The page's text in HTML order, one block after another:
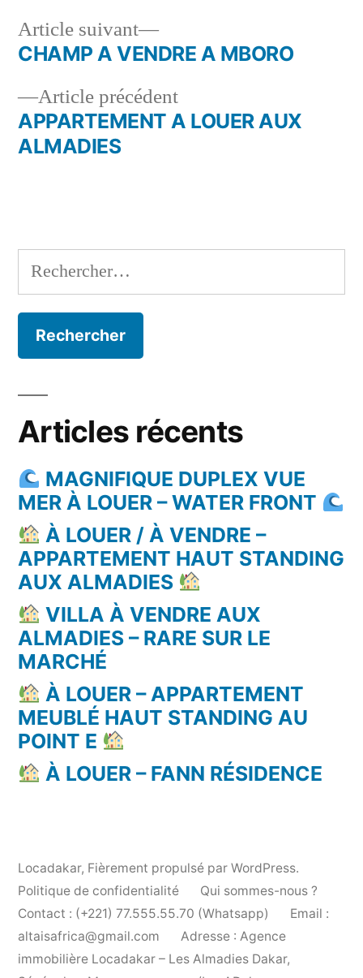
Navigation
de
l’article
Article précédentArticle
précédent :
APPARTEMENT A LOUER AUX
ALMADIES
Article suivant
Article
suivant :
CHAMP A VENDRE A MBORO
Rechercher :
Articles récents
MAGNIFIQUE DUPLEX VUE
MER À LOUER – WATER FRONT
À LOUER / À VENDRE –
APPARTEMENT HAUT STANDING
AUX ALMADIES
VILLA À VENDRE AUX
ALMADIES – RARE SUR LE
MARCHÉ
À LOUER – APPARTEMENT
MEUBLÉ HAUT STANDING AU
POINT E
À LOUER – FANN RÉSIDENCE
Locadakar, Fièrement propulsé par WordPress.
Politique de confidentialité
Qui sommes-nous ?
Contact : (+221) 77.555.55.70 (Whatsapp)
Email :
altaisafrica@gmail.com
Adresse : Agence
immobilière Locadakar – Les Almadies Dakar,